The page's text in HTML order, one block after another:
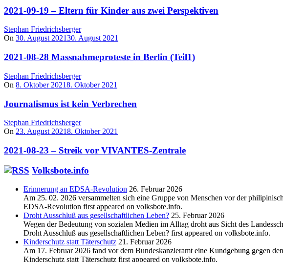
2021-09-19 – Eltern für Kinder aus zwei Perspektiven
Stephan Friedrichsberger
On 30. August 202130. August 2021
2021-08-28 Massnahmeproteste in Berlin (Teil1)
Stephan Friedrichsberger
On 8. Oktober 20218. Oktober 2021
Journalismus ist kein Verbrechen
Stephan Friedrichsberger
On 23. August 20218. Oktober 2021
2021-08-23 – Streik vor VIVANTES-Zentrale
Volksbote.info
Erinnerung an EDSA-Revolution 26. Februar 2026
Am 25. 02. 2026 versammelten sich eine Gruppe von Menschen vor der
EDSA-Revolution first appeared on volksbote.info.
Droht Ausschluß aus gesellschaftlichen Leben? 25. Februar 2026
Wegen der Bedeutung von sozialen Medien im Alltag droht aus Sicht des
Droht Ausschluß aus gesellschaftlichen Leben? first appeared on volksbote.info.
Kinderschutz statt Täterschutz 21. Februar 2026
Am 17. Februar 2026 fand vor dem Bundeskanzleramt eine Kundgebung gegen
Kinderschutz statt Täterschutz first appeared on volksbote.info.